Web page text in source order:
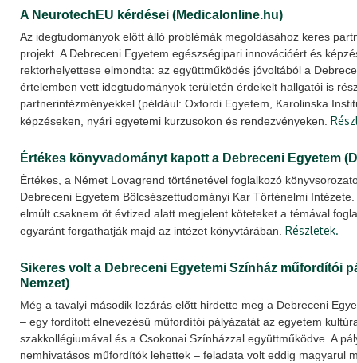
A NeurotechEU kérdései (Medicalonline.hu)
Az idegtudományok előtt álló problémák megoldásához keres
projekt. A Debreceni Egyetem egészségipari innovációért és
rektorhelyettese elmondta: az együttműködés jóvoltából a
értelemben vett idegtudományok területén érdekelt hallgatói is
partnerintézményekkel (például: Oxfordi Egyetem, Karolinska
képzéseken, nyári egyetemi kurzusokon és rendezvényeken.
Értékes könyvadományt kapott a Debreceni Egyetem
Értékes, a Német Lovagrend történetével foglalkozó
Debreceni Egyetem Bölcsészettudományi Kar Történelmi
elmúlt csaknem öt évtized alatt megjelent köteteket a témával
egyaránt forgathatják majd az intézet könyvtárában. Részletek.
Sikeres volt a Debreceni Egyetemi Színház műfordítói
Nemzet)
Még a tavalyi második lezárás előtt hirdette meg a Debreceni
– egy fordított elnevezésű műfordítói pályázatát az egyetem
szakkollégiumával és a Csokonai Színházzal együttműködve. A
nemhivatásos műfordítók lehettek – feladata volt eddig magyarul